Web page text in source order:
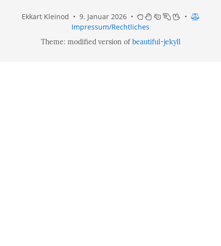
Ekkart Kleinod • 9. Januar 2026•
•
Impressum/Rechtliches
Theme: modified version ofbeautiful-jekyll